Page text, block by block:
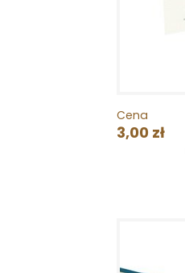
Cena
3,00 zł